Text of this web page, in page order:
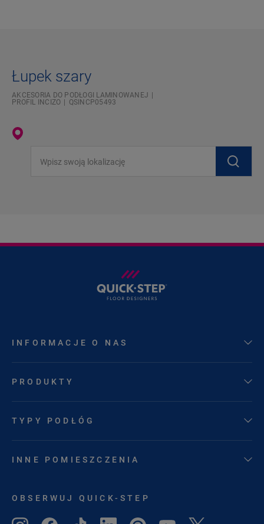
Łupek szary
AKCESORIA DO PODŁOGI LAMINOWANEJ
PROFIL INCIZO
QSINCP05493
INFORMACJE O NAS
PRODUKTY
TYPY PODŁÓG
INNE POMIESZCZENIA
OBSERWUJ QUICK-STEP